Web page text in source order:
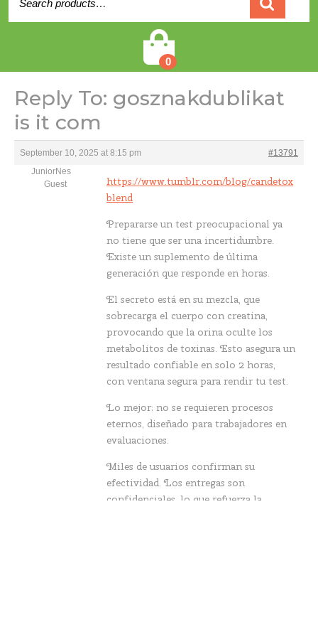
for:
0
Reply To: gosznakdublikat
is it com
September 10, 2025 at 8:15 pm
#13791
JuniorNes
Guest
https://www.tumblr.com/blog/candetox
blend
Prepararse un test preocupacional ya
no tiene que ser una incertidumbre.
Existe un suplemento de última
generación que responde en horas.
El secreto está en su mezcla, que
sobrecarga el cuerpo con creatina,
provocando que la orina oculte los
metabolitos de toxinas. Esto asegura un
resultado confiable en solo 2 horas,
con ventana segura para rendir tu test.
Lo mejor: no se requieren procesos
eternos, diseñado para trabajadores en
evaluaciones.
Miles de usuarios confirman su
efectividad. Los entregas son
confidenciales, lo que refuerza la